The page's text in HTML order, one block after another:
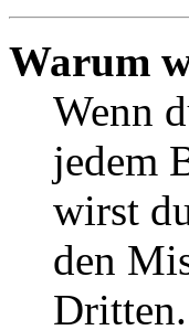
Warum
Wenn
jedem
wirst
den